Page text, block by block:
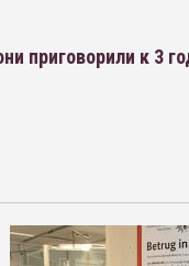
приговорили к 3